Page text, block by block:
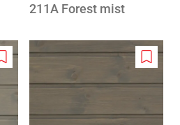
211A Forest mist
Add
to
wishlist
Add
to